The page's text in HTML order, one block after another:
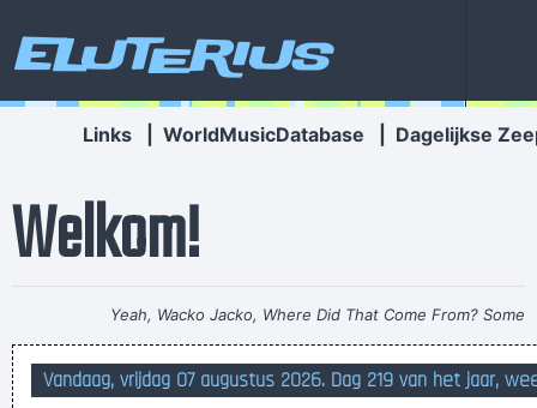
Eluterius
Links WorldMusicDatabase Dagelijkse
Welkom!
Yeah, Wacko Jacko, Where Did That Come From? Some
English Tabloid I Have A Heart And I Have Feelings I Feel That
When You Do That To Me It´s Not Nice~ Michael Jackson
Vandaag, vrijdag 07 augustus 2026. Dag 219 van het jaar,